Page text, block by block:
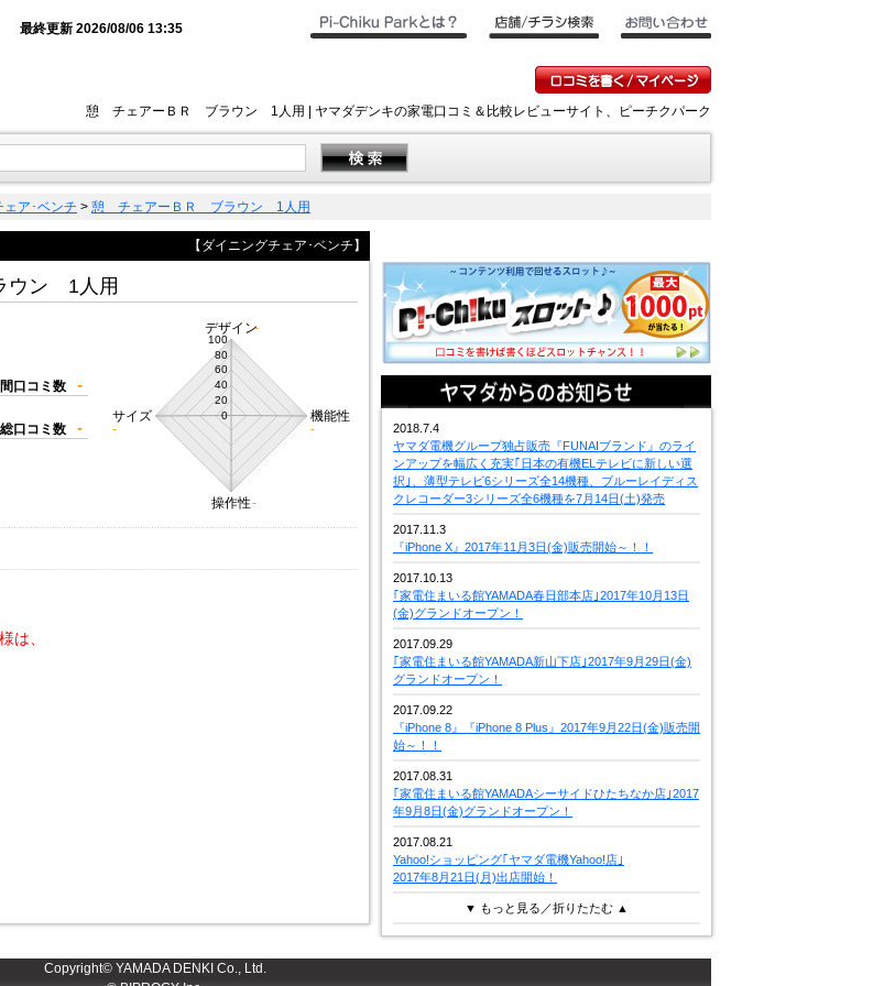
最終更新 2026/08/06 13:35
憩 チェアーＢＲ ブラウン 1人用 | ヤマダデンキの家電口コミ＆比較レビューサイト、ピーチクパーク
ェア･ベンチ > 憩 チェアーＢＲ ブラウン 1人用
【ダイニングチェア･ベンチ】
ウン 1人用
口コミ数 -
総口コミ数 -
0
20
40
60
80
100
デザイン-
機能性
-
操作性-
サイズ
-
は、
2018.7.4
ヤマダ電機グループ独占販売『FUNAIブランド』のライ
ンアップを幅広く充実｢日本の有機ELテレビに新しい選
択｣、薄型テレビ6シリーズ全14機種、ブルーレイディス
クレコーダー3シリーズ全6機種を7月14日(土)発売
2017.11.3
『iPhone X』2017年11月3日(金)販売開始～！！
2017.10.13
｢家電住まいる館YAMADA春日部本店｣2017年10月13日
(金)グランドオープン！
2017.09.29
｢家電住まいる館YAMADA新山下店｣2017年9月29日(金)
グランドオープン！
2017.09.22
『iPhone 8』『iPhone 8 Plus』2017年9月22日(金)販売開
始～！！
2017.08.31
｢家電住まいる館YAMADAシーサイドひたちなか店｣2017
年9月8日(金)グランドオープン！
2017.08.21
Yahoo!ショッピング｢ヤマダ電機Yahoo!店｣
2017年8月21日(月)出店開始！
▼ もっと見る／折りたたむ ▲
Copyright© YAMADA DENKI Co., Ltd.